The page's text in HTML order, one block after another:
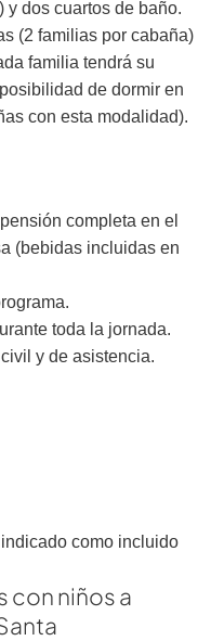
y dos cuartos de baño.
(2 familias por cabaña)
familia tendrá su
de dormir en
con esta modalidad).
completa en el
(bebidas incluidas en
toda la jornada.
y de asistencia.
como incluido
con niños a